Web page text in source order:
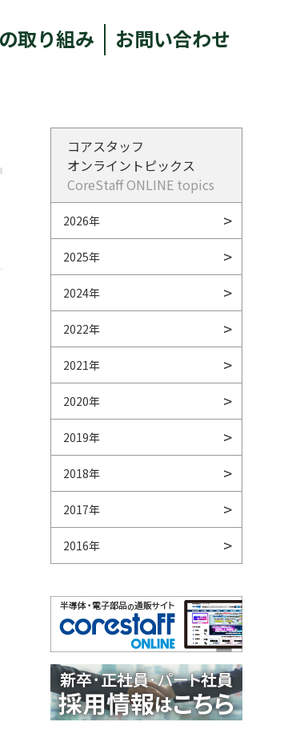
取り組み お問い合わせ
コアスタッフ
オンライントピックス
CoreStaff ONLINE topics
2026年
2025年
2024年
2022年
2021年
2020年
2019年
2018年
2017年
2016年